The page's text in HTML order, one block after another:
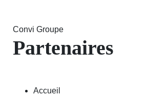
Convi Groupe
Partenaires
Accueil